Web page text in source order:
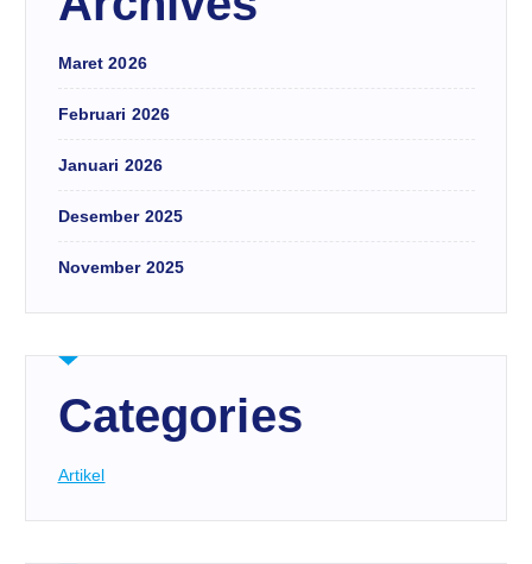
Maret 2026
Februari 2026
Januari 2026
Desember 2025
November 2025
Categories
Artikel